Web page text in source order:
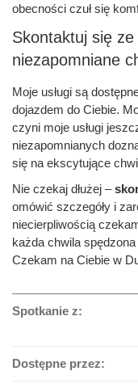
obecności czuł się
Skontaktuj się
niezapomniane
Moje usługi są
dojazdem do Ciebie.
czyni moje usługi
niezapomnianych
się na ekscytujące
Nie czekaj dłużej –
omówić szczegóły i
niecierpliwością
każda chwila
Czekam na Ciebie w
Spotkanie z:
Dostępne przez: